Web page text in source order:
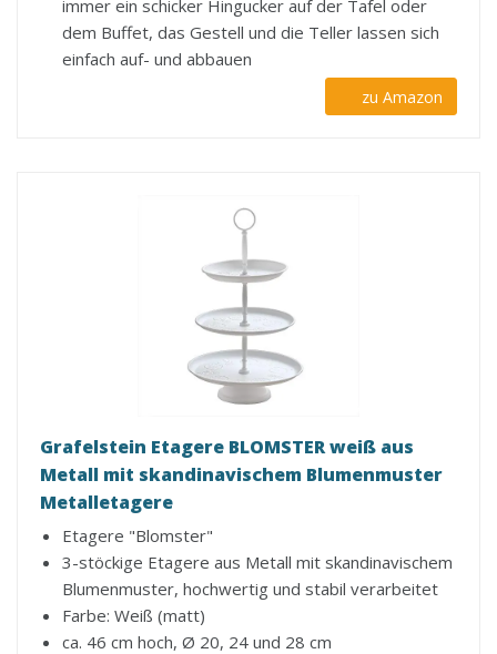
immer ein schicker Hingucker auf der Tafel oder
dem Buffet, das Gestell und die Teller lassen sich
einfach auf- und abbauen
zu Amazon
Grafelstein Etagere BLOMSTER weiß aus
Metall mit skandinavischem Blumenmuster
Metalletagere
Etagere "Blomster"
3-stöckige Etagere aus Metall mit skandinavischem
Blumenmuster, hochwertig und stabil verarbeitet
Farbe: Weiß (matt)
ca. 46 cm hoch, Ø 20, 24 und 28 cm